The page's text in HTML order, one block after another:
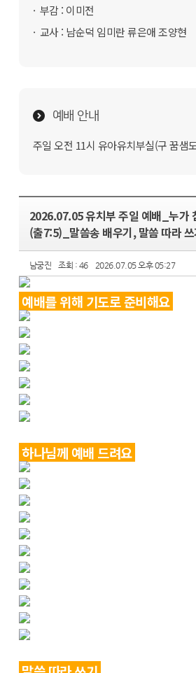
부감 : 이미전
교사 : 남순덕 임미란 류은애 조양현
예배 안내
주일 오전 11시 유아유치부실(구 꿈샘
2026.07.05 유치부 주일 예배_누가
(출7:5)_말씀송 배우기, 말씀 따라 쓰
남궁진 조회 : 46 2026.07.05 오후 05:27
예배를 위해 기도로 준비해요
하나님께 예배 드려요